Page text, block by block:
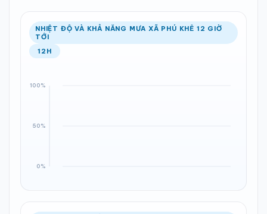
Ổn định Khả năng mưa
NHIỆT ĐỘ VÀ KHẢ NĂNG MƯA XÃ PHÚ KHÊ 12 GIỜ
TỚI
12H